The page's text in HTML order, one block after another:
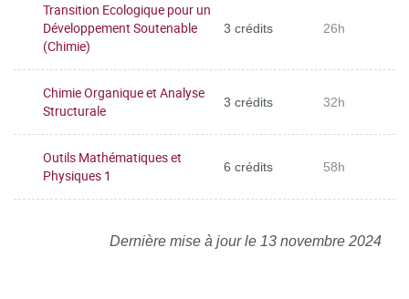
Transition Ecologique pour un
Développement Soutenable
(Chimie)
3 crédits 26h
Chimie Organique et Analyse
Structurale
3 crédits 32h
Outils Mathématiques et
Physiques 1
6 crédits 58h
Dernière mise à jour le 13 novembre 2024